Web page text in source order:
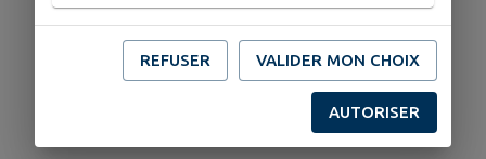
REFUSER VALIDER MON CHOIX
AUTORISER